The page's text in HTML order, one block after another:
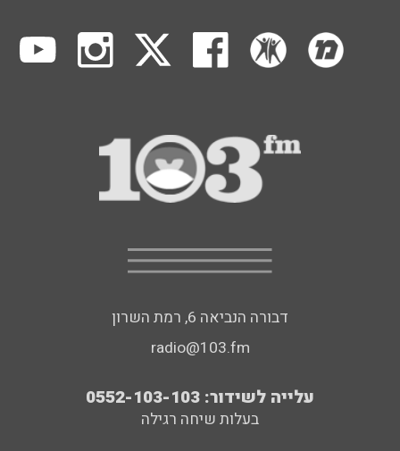
דבורה הנביאה 6, רמת השרון
radio@103.fm
עלייה לשידור: 0552-103-103
בעלות שיחה רגילה